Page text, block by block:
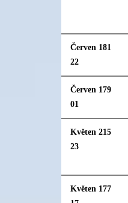
Červen 181
22
Červen 179
01
Květen 215
23
Květen 177